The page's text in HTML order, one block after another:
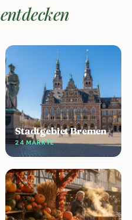
entdecken
Stadtgebiet Bremen
24 MÄRKTE